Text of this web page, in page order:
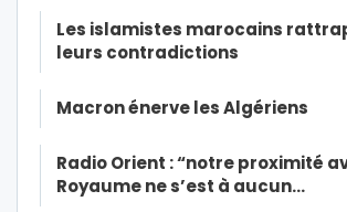
Les islamistes marocains
leurs contradictions
Macron énerve les Algériens
Radio Orient : “notre proximité
Royaume ne s’est à aucun…